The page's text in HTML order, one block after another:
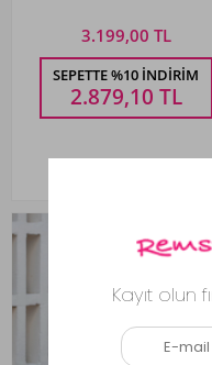
3.199,00 TL
SEPETTE %10 İNDIRIM
2.879,10 TL
Yeni